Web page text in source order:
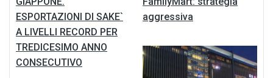
ESPORTAZIONI DI SAKE`
A LIVELLI RECORD PER
TREDICESIMO ANNO
CONSECUTIVO
aggressiva